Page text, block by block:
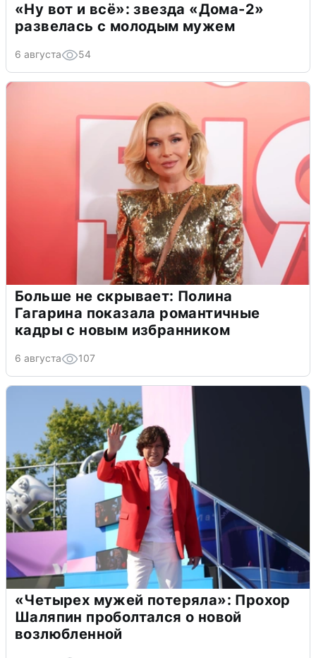
«Ну вот и всё»: звезда «Дома-2»
развелась с молодым мужем
6 августа 54
Больше не скрывает: Полина
Гагарина показала романтичные
кадры с новым избранником
6 августа 107
«Четырех мужей потеряла»: Прохор
Шаляпин проболтался о новой
возлюбленной